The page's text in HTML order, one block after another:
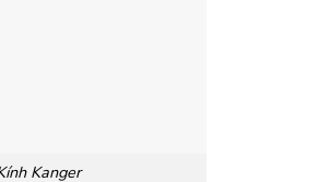
Kanger